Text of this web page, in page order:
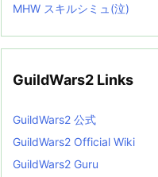
MHW スキルシミュ(泣)
GuildWars2 Links
GuildWars2 公式
GuildWars2 Official Wiki
GuildWars2 Guru